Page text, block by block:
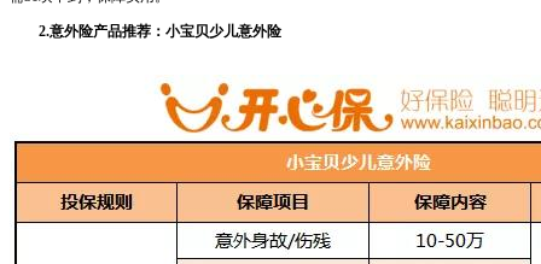
2.意外险产品推荐：小宝贝少儿意外险